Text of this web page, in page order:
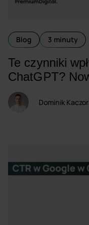
Blog 3 minuty
Te czynniki
ChatGPT?
Dominik Kaczor